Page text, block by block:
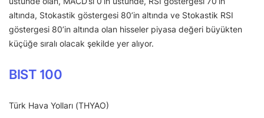
altında, Stokastik göstergesi 80’in altında ve Stokastik RSI
göstergesi 80’in altında olan hisseler piyasa değeri büyükten
küçüğe sıralı olacak şekilde yer alıyor.
BIST 100
Türk Hava Yolları (THYAO)